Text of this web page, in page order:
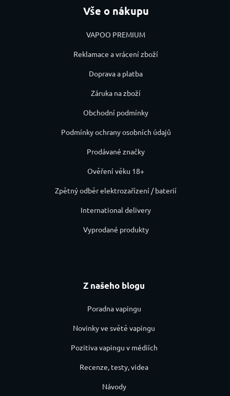
Vše o nákupu
VAPOO PREMIUM
Reklamace a vrácení zboží
Doprava a platba
Záruka na zboží
Obchodní podmínky
Podmínky ochrany osobních údajů
Prodávané značky
Ověření věku 18+
Zpětný odběr elektrozařízení / baterií
International delivery
Vyprodané produkty
Z našeho blogu
Poradna vapingu
Novinky ve světě vapingu
Pozitiva vapingu v médiích
Recenze, testy, videa
Návody